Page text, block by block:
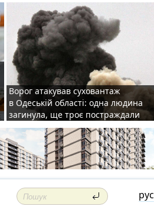
Ворог атакував суховантаж
в Одеській області: одна людина
загинула, ще троє постраждали
рус